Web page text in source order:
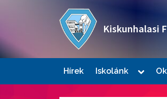
Kiskunhalasi
Hírek Iskolánk
Toggle
menu